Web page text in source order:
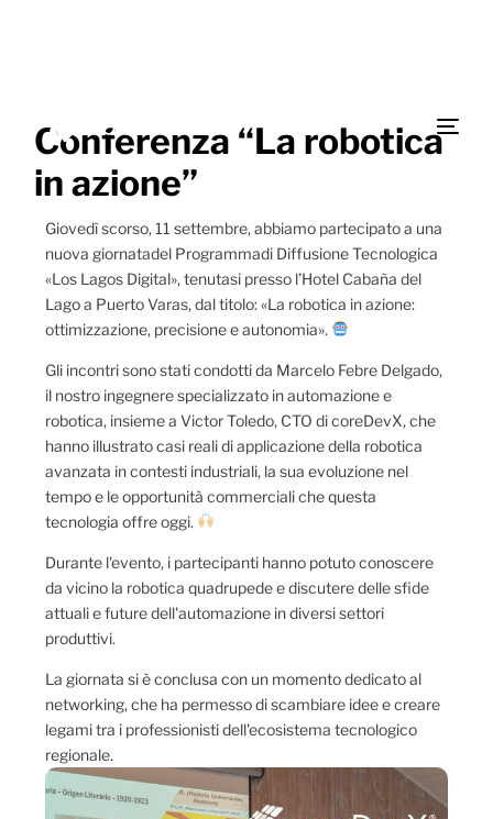
Conferenza “La robotica
in azione”
Giovedì scorso, 11 settembre, abbiamo partecipato a una
nuova giornatadel Programmadi Diffusione Tecnologica
«Los Lagos Digital», tenutasi presso l’Hotel Cabaña del
Lago a Puerto Varas, dal titolo: «La robotica in azione:
ottimizzazione, precisione e autonomia».
Gli incontri sono stati condotti da Marcelo Febre Delgado,
il nostro ingegnere specializzato in automazione e
robotica, insieme a Victor Toledo, CTO di coreDevX, che
hanno illustrato casi reali di applicazione della robotica
avanzata in contesti industriali, la sua evoluzione nel
tempo e le opportunità commerciali che questa
tecnologia offre oggi.
Durante l'evento, i partecipanti hanno potuto conoscere
da vicino la robotica quadrupede e discutere delle sfide
attuali e future dell'automazione in diversi settori
produttivi.
La giornata si è conclusa con un momento dedicato al
networking, che ha permesso di scambiare idee e creare
legami tra i professionisti dell'ecosistema tecnologico
regionale.